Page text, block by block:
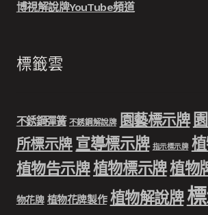
博視解說牌YouTube頻道
標籤雲
不銹鋼彈簧 不銹鋼解說牌 園藝標示牌
所標示牌 宣導標示牌 指示標示牌
植物告示牌植物標示牌植物
物花牌 植物花牌製作 植物解說牌